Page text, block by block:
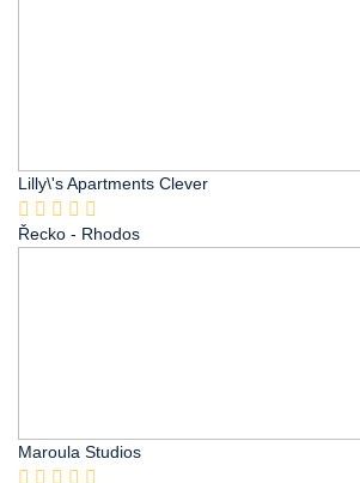
Lilly\'s Apartments Clever
Řecko - Rhodos
Maroula Studios